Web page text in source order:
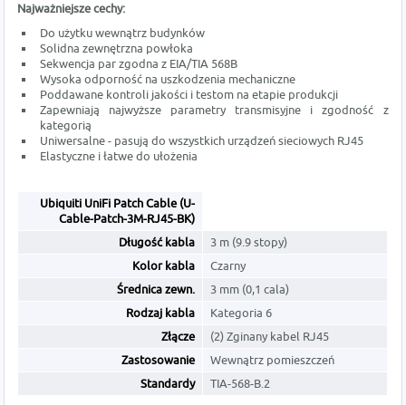
Najważniejsze cechy:
Do użytku wewnątrz budynków
Solidna zewnętrzna powłoka
Sekwencja par zgodna z EIA/TIA 568B
Wysoka odporność na uszkodzenia mechaniczne
Poddawane kontroli jakości i testom na etapie produkcji
Zapewniają najwyższe parametry transmisyjne i zgodność z
kategorią
Uniwersalne - pasują do wszystkich urządzeń sieciowych RJ45
Elastyczne i łatwe do ułożenia
Ubiquiti UniFi Patch Cable (U-
Cable-Patch-3M-RJ45-BK)
Długość kabla
3 m (9.9 stopy)
Kolor kabla
Czarny
Średnica zewn.
3 mm (0,1 cala)
Rodzaj kabla
Kategoria 6
Złącze
(2) Zginany kabel RJ45
Zastosowanie
Wewnątrz pomieszczeń
Standardy
TIA-568-B.2